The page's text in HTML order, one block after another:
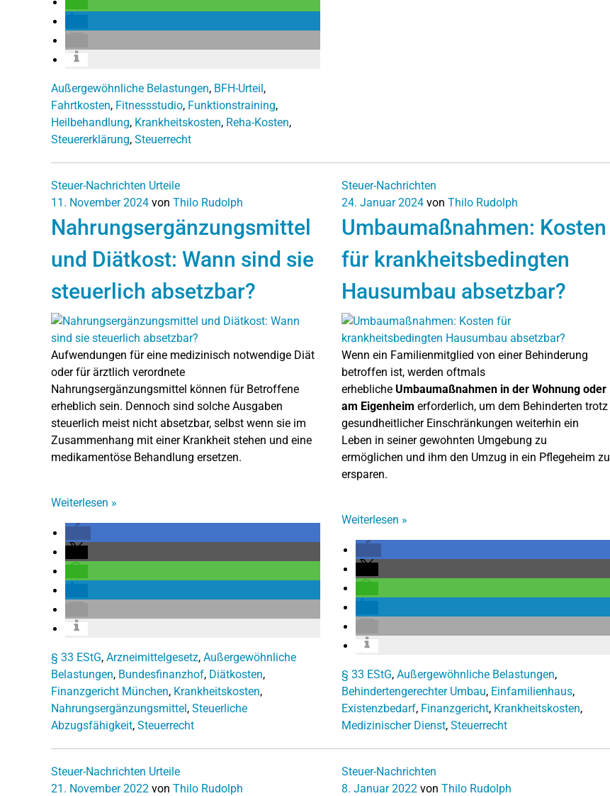
Außergewöhnliche Belastungen, BFH-Urteil,
Fahrtkosten, Fitnessstudio, Funktionstraining,
Heilbehandlung, Krankheitskosten, Reha-Kosten,
Steuererklärung, Steuerrecht
Steuer-Nachrichten Urteile
11. November 2024 von Thilo Rudolph
Nahrungsergänzungsmittel
und Diätkost: Wann sind sie
steuerlich absetzbar?
Aufwendungen für eine medizinisch notwendige Diät
oder für ärztlich verordnete
Nahrungsergänzungsmittel können für Betroffene
erheblich sein. Dennoch sind solche Ausgaben
steuerlich meist nicht absetzbar, selbst wenn sie im
Zusammenhang mit einer Krankheit stehen und eine
medikamentöse Behandlung ersetzen.
Weiterlesen »
§ 33 EStG, Arzneimittelgesetz, Außergewöhnliche
Belastungen, Bundesfinanzhof, Diätkosten,
Finanzgericht München, Krankheitskosten,
Nahrungsergänzungsmittel, Steuerliche
Abzugsfähigkeit, Steuerrecht
Steuer-Nachrichten
24. Januar 2024 von Thilo Rudolph
Umbaumaßnahmen: Kosten
für krankheitsbedingten
Hausumbau absetzbar?
Wenn ein Familienmitglied von einer Behinderung
betroffen ist, werden oftmals
erhebliche Umbaumaßnahmen in der Wohnung oder
am Eigenheim erforderlich, um dem Behinderten trotz
gesundheitlicher Einschränkungen weiterhin ein
Leben in seiner gewohnten Umgebung zu
ermöglichen und ihm den Umzug in ein Pflegeheim zu
ersparen.
Weiterlesen »
§ 33 EStG, Außergewöhnliche Belastungen,
Behindertengerechter Umbau, Einfamilienhaus,
Existenzbedarf, Finanzgericht, Krankheitskosten,
Medizinischer Dienst, Steuerrecht
Steuer-Nachrichten Urteile
21. November 2022 von Thilo Rudolph
Steuer-Nachrichten
8. Januar 2022 von Thilo Rudolph